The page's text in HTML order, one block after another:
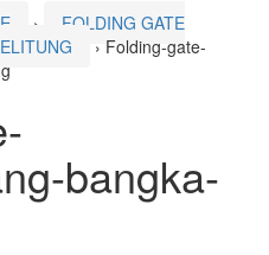
›
FOLDING GATE
› Folding-gate-
bangka-